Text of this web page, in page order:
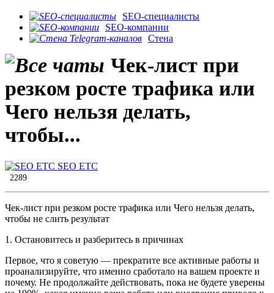
SEO-специалисты
SEO-компании
Стена
Чек-лист при
резком росте трафика или
Чего нельзя делать,
чтобы...
SEO ETC
2289
Чек-лист при резком росте трафика или Чего нельзя делать,
чтобы не слить результат
1. Остановитесь и разберитесь в причинах
Первое, что я советую — прекратите все активные работы и
проанализируйте, что именно сработало на вашем проекте и
почему. Не продолжайте действовать, пока не будете уверены